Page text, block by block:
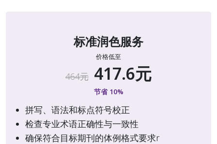
标准润色服务
价格低至
464元 417.6元
节省 10%
拼写、语法和标点符号校正
检查专业术语正确性与一致性
确保符合目标期刊的体例格式要求r